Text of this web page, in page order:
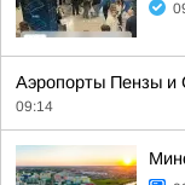
Аэропорты Пензы и
09:14